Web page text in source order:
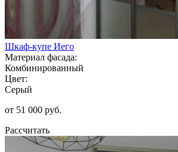
Шкаф-купе Иего
Материал фасада:
Комбинированный
Цвет:
Серый
от 51 000 руб.
Рассчитать